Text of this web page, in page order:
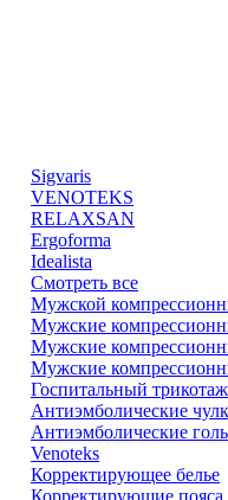
Sigvaris
VENOTEKS
RELAXSAN
Ergoforma
Idealista
Смотреть все
Мужской
Мужские
Мужские
Мужские
Госпитальный трикотаж
Антиэмболические
Антиэмболические
Venoteks
Корректирующее белье
Корректирующие пояса